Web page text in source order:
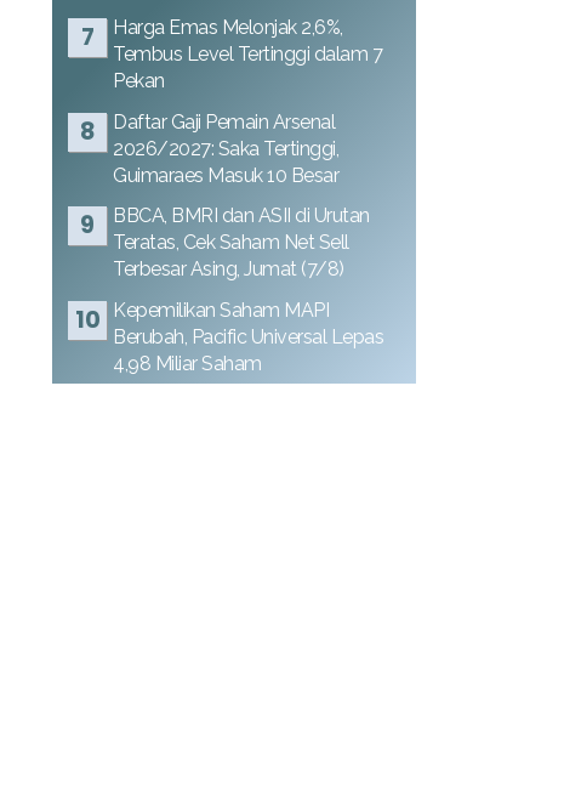
Harga Emas Melonjak 2,6%,
Tembus Level Tertinggi dalam 7
Pekan
Daftar Gaji Pemain Arsenal
2026/2027: Saka Tertinggi,
Guimaraes Masuk 10 Besar
BBCA, BMRI dan ASII di Urutan
Teratas, Cek Saham Net Sell
Terbesar Asing, Jumat (7/8)
Kepemilikan Saham MAPI
Berubah, Pacific Universal Lepas
4,98 Miliar Saham